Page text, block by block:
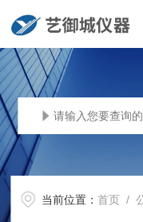
当前位置：首页 /